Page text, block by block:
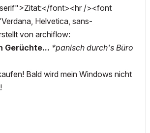
font><hr /><font
Helvetica, sans-
von archiflow:
Gerüchte... *panisch durch's Büro
Bald wird mein Windows nicht